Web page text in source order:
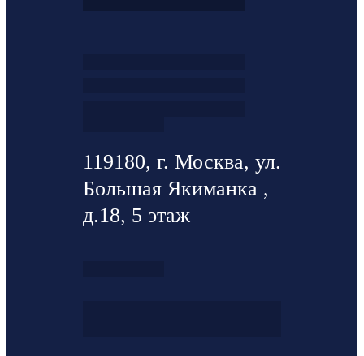
119180, г. Москва, ул.
Большая Якиманка ,
д.18, 5 этаж